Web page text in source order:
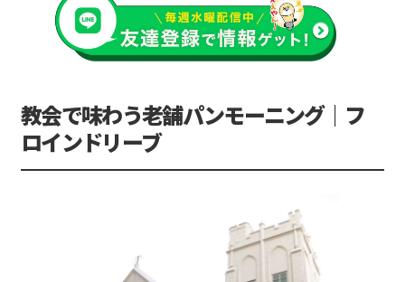
教会で味わう老舗パンモーニング｜フ
ロインドリーブ